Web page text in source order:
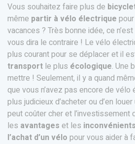
Vous souhaitez faire plus de
même partir à vélo électrique
vacances ? Très bonne idée, ce
vous dira le contraire ! Le vélo
plus courant pour se déplacer et il
transport le plus écologique. Une
mettre ! Seulement, il y a quand
que vous n’avez pas encore de
plus judicieux d’acheter ou d’en
peut coûter cher et l’investissement
les avantages et les inconvénients
l’achat d’un vélo pour vous aider à